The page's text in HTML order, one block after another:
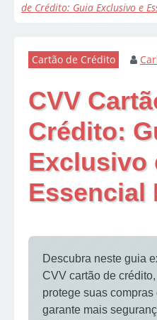
de Crédito: Guia Exclusivo e
Cartão de Crédito
CVV
Crédito:
Exclusivo
Essencial
Descubra neste guia
CVV cartão de
protege suas
garante mais